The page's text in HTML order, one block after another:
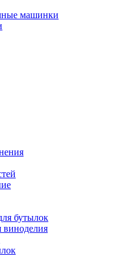
машинки
бутылок
виноделия